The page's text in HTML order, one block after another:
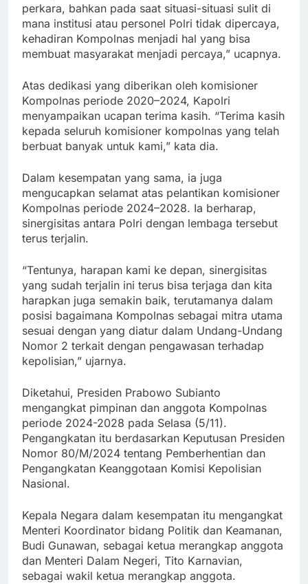
perkara, bahkan pada saat situasi-situasi sulit di
mana institusi atau personel Polri tidak dipercaya,
kehadiran Kompolnas menjadi hal yang bisa
membuat masyarakat menjadi percaya,” ucapnya.
Atas dedikasi yang diberikan oleh komisioner
Kompolnas periode 2020–2024, Kapolri
menyampaikan ucapan terima kasih. “Terima kasih
kepada seluruh komisioner kompolnas yang telah
berbuat banyak untuk kami,” kata dia.
Dalam kesempatan yang sama, ia juga
mengucapkan selamat atas pelantikan komisioner
Kompolnas periode 2024–2028. Ia berharap,
sinergisitas antara Polri dengan lembaga tersebut
terus terjalin.
“Tentunya, harapan kami ke depan, sinergisitas
yang sudah terjalin ini terus bisa terjaga dan kita
harapkan juga semakin baik, terutamanya dalam
posisi bagaimana Kompolnas sebagai mitra utama
sesuai dengan yang diatur dalam Undang-Undang
Nomor 2 terkait dengan pengawasan terhadap
kepolisian,” ujarnya.
Diketahui, Presiden Prabowo Subianto
mengangkat pimpinan dan anggota Kompolnas
periode 2024-2028 pada Selasa (5/11).
Pengangkatan itu berdasarkan Keputusan Presiden
Nomor 80/M/2024 tentang Pemberhentian dan
Pengangkatan Keanggotaan Komisi Kepolisian
Nasional.
Kepala Negara dalam kesempatan itu mengangkat
Menteri Koordinator bidang Politik dan Keamanan,
Budi Gunawan, sebagai ketua merangkap anggota
dan Menteri Dalam Negeri, Tito Karnavian,
sebagai wakil ketua merangkap anggota.